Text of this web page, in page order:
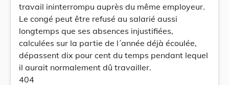
travail ininterrompu auprès du même employeur.
Le congé peut être refusé au salarié aussi
longtemps que ses absences injustifiées,
calculées sur la partie de l´année déjà écoulée,
dépassent dix pour cent du temps pendant lequel
il aurait normalement dû travailler.
404